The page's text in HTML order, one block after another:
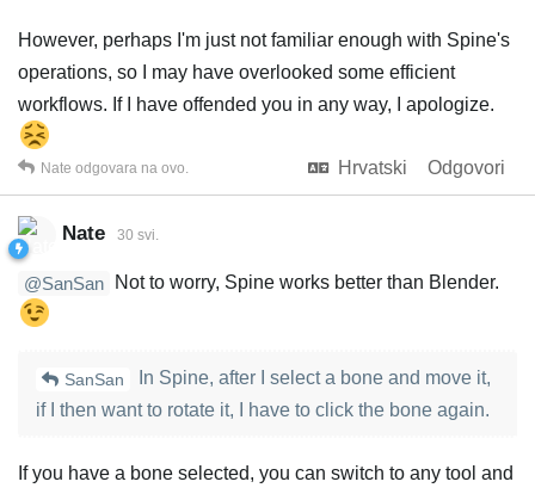
However, perhaps I'm just not familiar enough with Spine's
operations, so I may have overlooked some efficient
workflows. If I have offended you in any way, I apologize.
Hrvatski Odgovori
Nate odgovara na ovo.
Nate 30 svi.
@SanSan Not to worry, Spine works better than Blender.
SanSan
In Spine, after I select a bone and move it,
if I then want to rotate it, I have to click the bone again.
If you have a bone selected, you can switch to any tool and